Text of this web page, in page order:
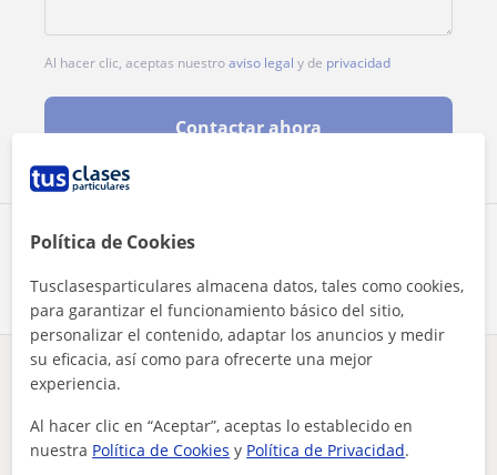
Comparte a este profesor
Al hacer clic, aceptas nuestroaviso legal y de privacidad
Contactar ahora
¿Hay algún error en este perfil?
Tus clases particulares Francés Nativos
Cádiz
estudiante francés nativo, ofrecía clases particulares a niñ...
Política de Cookies
Tusclasesparticulares almacena datos, tales como cookies,
para garantizar el funcionamiento básico del sitio,
personalizar el contenido, adaptar los anuncios y medir
su eficacia, así como para ofrecerte una mejor
experiencia.
Al hacer clic en “Aceptar”, aceptas lo establecido en
nuestra Política de Cookies y Política de Privacidad.